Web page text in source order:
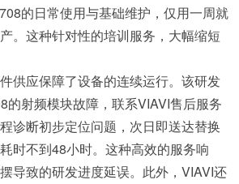
的日常使用与基础维护，仅用一周就
。这种针对性的培训服务，大幅缩短
供应保障了设备的连续运行。该研发
的射频模块故障，联系VIAVI售后服务
诊断初步定位问题，次日即送达替换
时不到48小时。这种高效的服务响
导致的研发进度延误。此外，VIAVI还